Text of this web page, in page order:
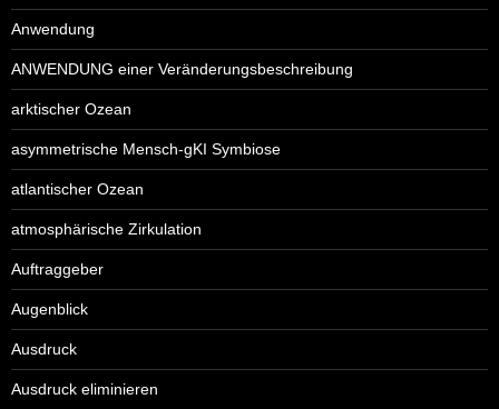
Anwendung
ANWENDUNG einer Veränderungsbeschreibung
arktischer Ozean
asymmetrische Mensch-gKI Symbiose
atlantischer Ozean
atmosphärische Zirkulation
Auftraggeber
Augenblick
Ausdruck
Ausdruck eliminieren